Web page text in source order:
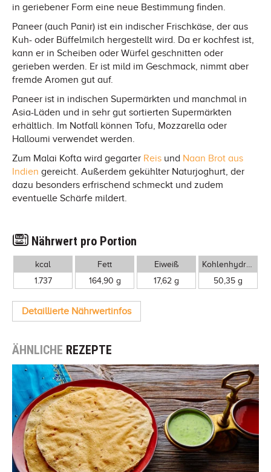
in geriebener Form eine neue Bestimmung finden.
Paneer (auch Panir) ist ein indischer Frischkäse, der aus
Kuh- oder Büffelmilch hergestellt wird. Da er kochfest ist,
kann er in Scheiben oder Würfel geschnitten oder
gerieben werden. Er ist mild im Geschmack, nimmt aber
fremde Aromen gut auf.
Paneer ist in indischen Supermärkten und manchmal in
Asia-Läden und in sehr gut sortierten Supermärkten
erhältlich. Im Notfall können Tofu, Mozzarella oder
Halloumi verwendet werden.
Zum Malai Kofta wird gegarter Reis und Naan Brot aus
Indien gereicht. Außerdem gekühlter Naturjoghurt, der
dazu besonders erfrischend schmeckt und zudem
eventuelle Schärfe mildert.
Nährwert pro Portion
kcal
1.737
Fett
164,90 g
Eiweiß
17,62 g
50,35 g
Detaillierte Nährwertinfos
ÄHNLICHE REZEPTE